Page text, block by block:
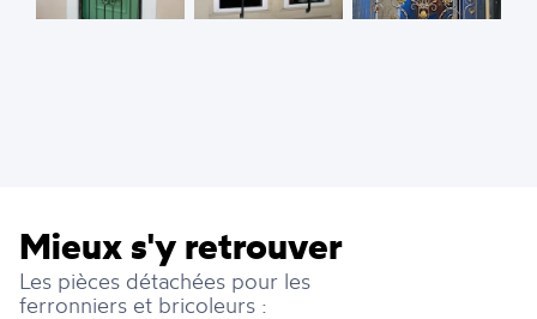
Mieux s'y retrouver
Les pièces détachées pour les
ferronniers et bricoleurs :